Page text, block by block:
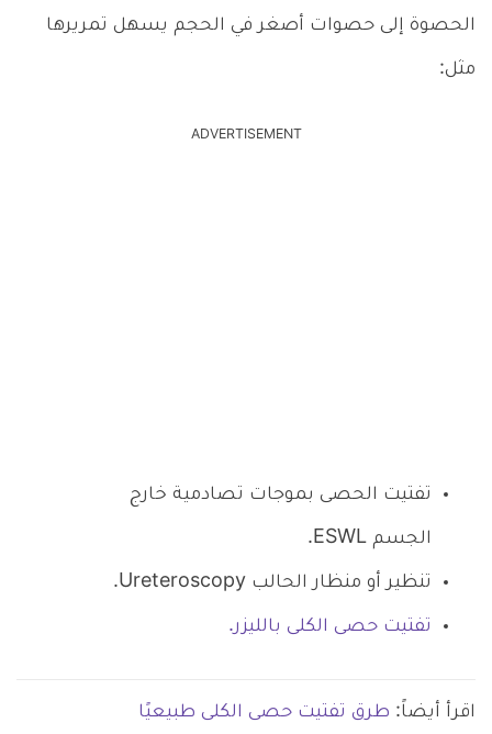
الحصوة إلى حصوات أصغر في الحجم يسهل تمريرها
مثل:
ADVERTISEMENT
تفتيت الحصى بموجات تصادمية خارج
الجسم ESWL.
تنظير أو منظار الحالب Ureteroscopy.
تفتيت حصى الكلى بالليزر.
اقرأ أيضاً: طرق تفتيت حصى الكلى طبيعيًا